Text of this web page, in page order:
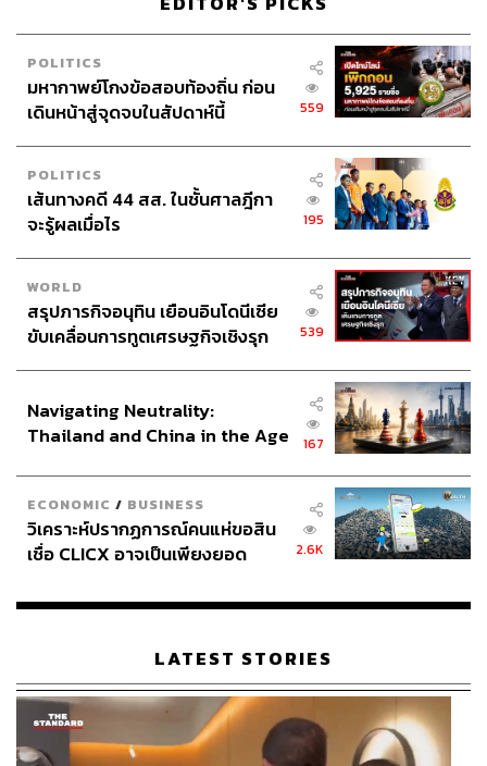
จะมีแค่ชุดพิธีการที่กระแสตอบรับปฏิเสธไม่ได้ว่าออกมาไม่ดี
นัก เสียงสะท้อนจากแฟนกีฬาชาวไทยรู้สึกเสียดายโอกาสที่จะ
ได้อวดฝีมือการออกแบบของศิลปินชาวไทยที่เก่งกาจไม่แพ้
ใคร
แบรนด์โอลิมปิก
นับจาก ‘รีโอ 2016’ ที่ประเทศบราซิล ที่บรรยากาศทุกอย่างจะ
กลับมาเป็นปกติอีกครั้ง หลังจากที่โอลิมปิกเกมส์ครั้งที่แล้ว
‘โตเกียว 2020’ เป็นไปอย่างเงียบเหงาเพราะโลกยังเผชิญกับ
โรคระบาดโควิด
ดังนั้น ปารีส 2024 จึงเป็นโอกาสครั้งใหญ่สำหรับแบรนด์ต่างๆ
ในการลงสนามเพื่อช่วงชิงผู้บริโภคของตัวเอง สมกับคติ
ประจำการแข่งขัน ‘Games Wide Open’
การแข่งขันที่น่าจับตามองคือการดวลกันระหว่างแบรนด์ที่
เป็นผู้สนับสนุนอย่างเป็นทางการ (Official Sponsorship) ซึ่งมี
ทั้งแบรนด์ที่เป็นพาร์ตเนอร์กับการแข่งขันโดยตรง และ
ข้างต้น) หรือเหล่านักกีฬาคนดัง กับแบรนด์ที่ไม่ได้เป็นผู้สนับ
ดึงความสนใจมาให้ได้มากที่สุด
ตัวอย่างเช่นในโอลิมปิกเกมส์ที่กรุงลอนดอนเมื่อปี 2012 Nike
ซึ่งไม่ได้เป็นผู้สนับสนุนอย่างเป็นทางการ ใช้กลยุทธ์ทางการ
POLITICS
มหากาพย์โกงข้อสอบท้องถิ่น ก่อน
เดินหน้าสู่จุดจบในสัปดาห์นี้
559
POLITICS
เส้นทางคดี 44 สส. ในชั้นศาลฎีกา
จะรู้ผลเมื่อไร
195
WORLD
สรุปภารกิจอนุทิน เยือนอินโดนีเซีย
ขับเคลื่อนการทูตเศรษฐกิจเชิงรุก
539
Navigating Neutrality:
Thailand and China in the Age
167
ECONOMIC / BUSINESS
วิเคราะห์ปรากฏการณ์คนแห่ขอสิน
เชื่อ CLICX อาจเป็นเพียงยอด
เรือนไทยที่ถูกซุกไว้
2.6K
LATEST STORIES